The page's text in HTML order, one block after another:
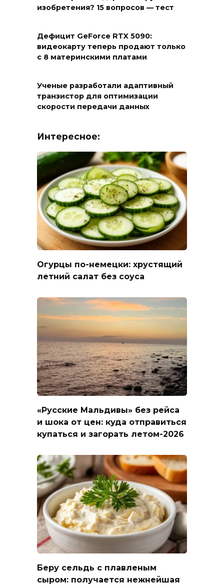
изобретения? 15 вопросов — тест
Дефицит GeForce RTX 5090:
видеокарту теперь продают только
с 8 материнскими платами
Ученые разработали адаптивный
транзистор для оптимизации
скорости передачи данных
Интересное:
Огурцы по-немецки: хрустящий
летний салат без соуса
«Русские Мальдивы» без рейса
и шока от цен: куда отправиться
купаться и загорать летом-2026
Беру сельдь с плавленым
сыром: получается нежнейшая